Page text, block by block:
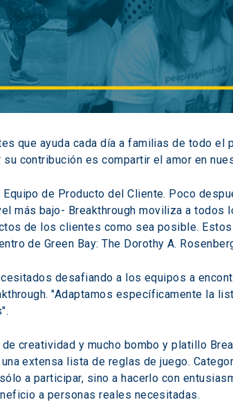
que ayuda cada día a familias de todo
contribución es compartir el amor en
Equipo de Producto del Cliente. Poco
más bajo- Breakthrough moviliza a
de los clientes como sea posible.
de Green Bay: The Dorothy A.
desafiando a los equipos a
"Adaptamos específicamente la
creatividad y mucho bombo y platillo
extensa lista de reglas de juego.
a participar, sino a hacerlo con
a personas reales necesitadas.